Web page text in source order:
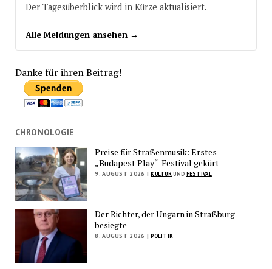
Der Tagesüberblick wird in Kürze aktualisiert.
Alle Meldungen ansehen →
Danke für ihren Beitrag!
CHRONOLOGIE
Preise für Straßenmusik: Erstes
„Budapest Play“-Festival gekürt
9. AUGUST 2026 | KULTURUND FESTIVAL
Der Richter, der Ungarn in Straßburg
besiegte
8. AUGUST 2026 | POLITIK